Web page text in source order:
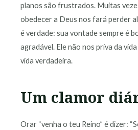
planos são frustrados. Muitas
obedecer a Deus nos fará perder
é verdade: sua vontade sempre é
agradável. Ele não nos priva da
vida verdadeira.
Um clamor
Orar “venha o teu Reino” é dizer: